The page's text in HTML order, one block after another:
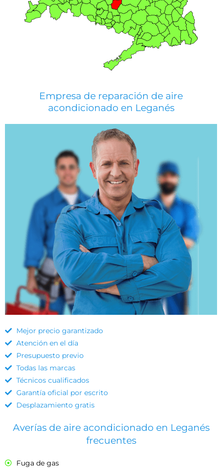
Empresa de reparación de aire
acondicionado en Leganés
Mejor precio garantizado
Atención en el día
Presupuesto previo
Todas las marcas
Técnicos cualificados
Garantía oficial por escrito
Desplazamiento gratis
Averías de aire acondicionado en Leganés
frecuentes
Fuga de gas